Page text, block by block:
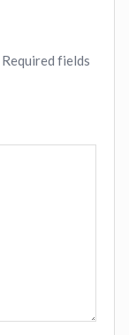
Required fields